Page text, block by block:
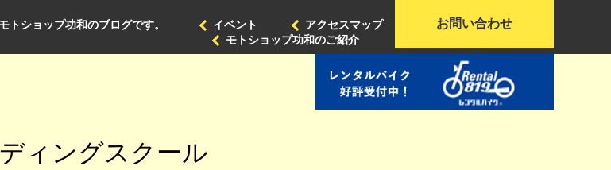
お問い合わせ
アクセスマップ
イベント
モトショップ功和のブログです。
モトショップ功和のご紹介
ィングスクール